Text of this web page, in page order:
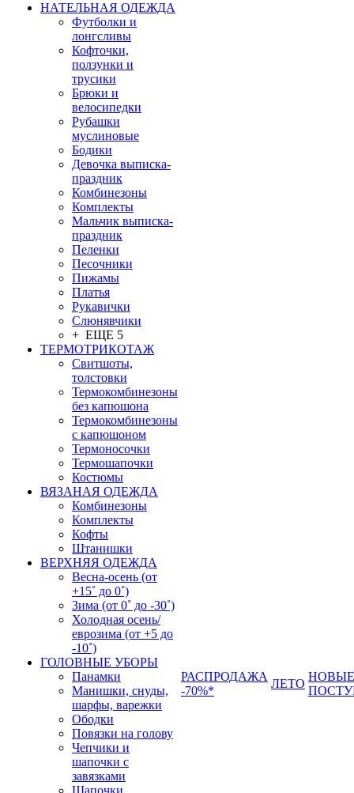
НАТЕЛЬНАЯ ОДЕЖДА
Футболки и
лонгсливы
Кофточки,
ползунки и
трусики
Брюки и
велосипедки
Рубашки
муслиновые
Бодики
Девочка выписка-
праздник
Комбинезоны
Комплекты
Мальчик выписка-
праздник
Пеленки
Песочники
Пижамы
Платья
Рукавички
Слюнявчики
+ ЕЩЕ 5
ТЕРМОТРИКОТАЖ
Свитшоты,
толстовки
Термокомбинезоны
без капюшона
Термокомбинезоны
с капюшоном
Термоносочки
Термошапочки
Костюмы
ВЯЗАНАЯ ОДЕЖДА
Комбинезоны
Комплекты
Кофты
Штанишки
ВЕРХНЯЯ ОДЕЖДА
Весна-осень (от
+15˚ до 0˚)
Зима (от 0˚ до -30˚)
Холодная осень/
еврозима (от +5 до
-10˚)
ГОЛОВНЫЕ УБОРЫ
Панамки
Манишки, снуды,
шарфы, варежки
Ободки
Повязки на голову
Чепчики и
шапочки с
завязками
Шапочки
РАСПРОДАЖА
-70%*
ЛЕТО
НОВЫЕ